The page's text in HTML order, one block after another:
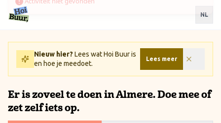
Ga naar inhoud / Skip to content
NL
Nieuw hier? Lees wat Hoi Buur is
en hoe je meedoet.
Lees meer
Er is zoveel te doen in Almere. Doe mee of
zet zelf iets op.